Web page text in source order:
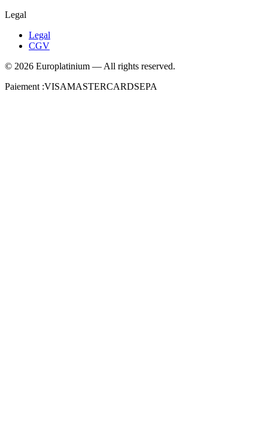
Legal
Legal
CGV
© 2026 Europlatinium — All rights reserved.
Paiement :VISAMASTERCARDSEPA